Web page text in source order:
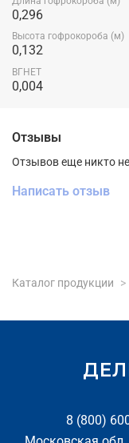
0,296
Высота гофрокороба (м)
0,132
ВГНЕТ
0,004
Отзывы
Отзывов еще никто
Написать отзыв
Каталог продукции
8 (800)